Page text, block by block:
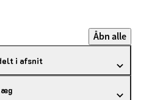
Åbn alle
i afsnit